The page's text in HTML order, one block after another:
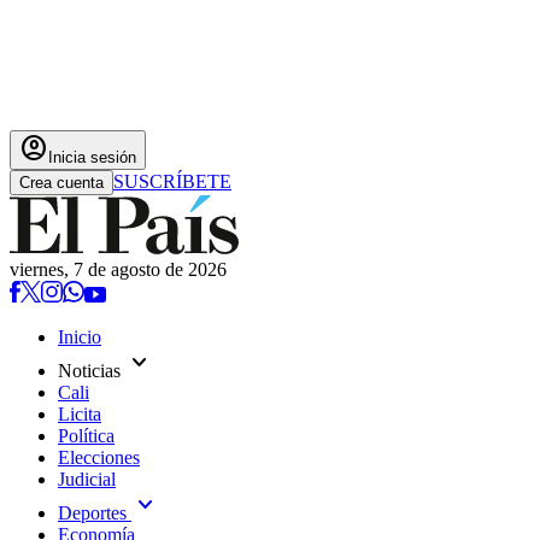
account_circle Inicia sesión
Crea cuenta SUSCRÍBETE
viernes, 7 de agosto de 2026
Inicio
Noticias expand_more
Cali
Licita
Política
Elecciones
Judicial
Deportes expand_more
Economía